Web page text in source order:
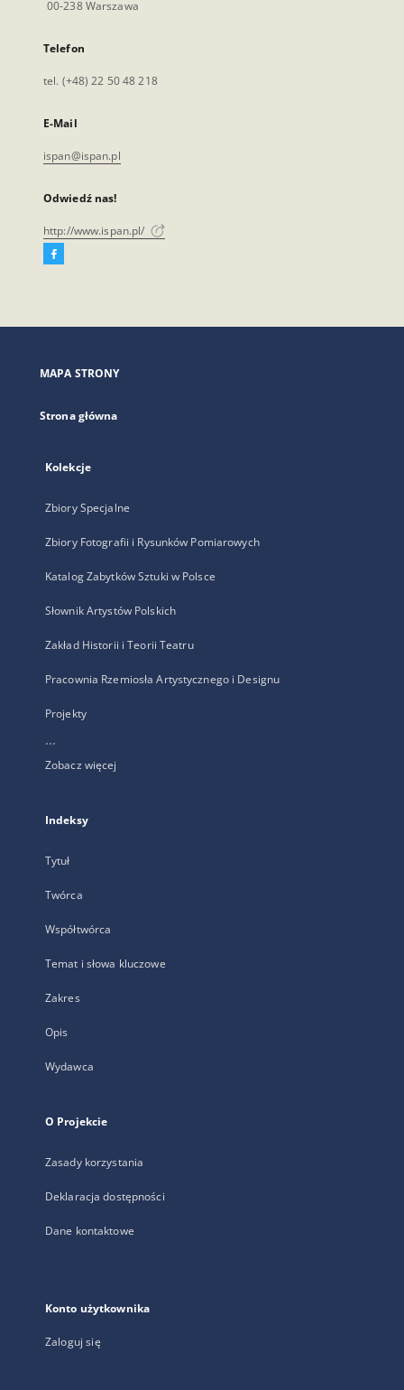
00-238 Warszawa
Telefon
tel. (+48) 22 50 48 218
E-Mail
ispan@ispan.pl
Odwiedź nas!
http://www.ispan.pl/
Facebook
się
karcie
MAPA STRONY
Strona główna
Kolekcje
Zbiory Specjalne
Zbiory Fotografii i Rysunków Pomiarowych
Katalog Zabytków Sztuki w Polsce
Słownik Artystów Polskich
Zakład Historii i Teorii Teatru
Pracownia Rzemiosła Artystycznego i Designu
Projekty
...
Zobacz więcej
Indeksy
Tytuł
Twórca
Współtwórca
Temat i słowa kluczowe
Zakres
Opis
Wydawca
O Projekcie
Zasady korzystania
Deklaracja dostępności
Dane kontaktowe
Konto użytkownika
Zaloguj się